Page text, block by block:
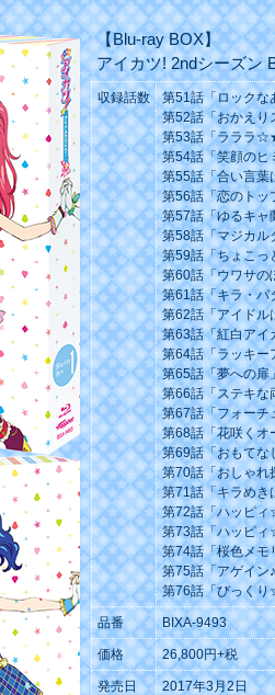
【Blu-ray BOX】
アイカツ! 2ndシーズン
収録話数
第51話「ロック
第52話「おかえり
第53話「ラララ
第54話「笑顔のヒ
第55話「合い言
第56話「恋のトッ
第57話「ゆるキャ
第58話「マジカル
第59話「ちょこ
第60話「ウワサ
第61話「キラ・
第62話「アイドル
第63話「紅白アイ
第64話「ラッキー
第65話「夢への扉
第66話「ステキな
第67話「フォー
第68話「花咲くオ
第69話「おもて
第70話「おしゃれ
第71話「キラめき
第72話「ハッピ
第73話「ハッピ
第74話「桜色メモ
第75話「アゲイン
第76話「びっく
品番 BIXA-9493
価格 26,800円+税
発売日 2017年3月2日